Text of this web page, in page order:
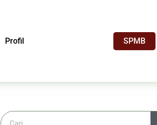
Profil SPMB